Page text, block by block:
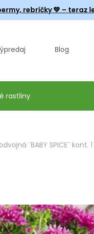
rebríčky💚 – teraz
Blog
rastliny
´BABY SPICE´ kont. 1